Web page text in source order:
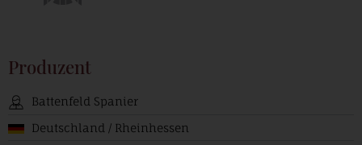
Produzent
Battenfeld Spanier
Deutschland / Rheinhessen